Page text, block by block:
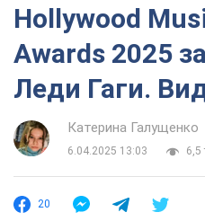
Hollywood
Awards 2025
Леди Гаги.
Катерина Галущенко
6.04.2025 13:03
6,5
20